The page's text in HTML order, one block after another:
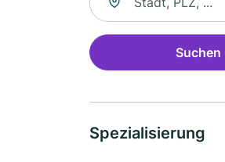
Suchen
Spezialisierung